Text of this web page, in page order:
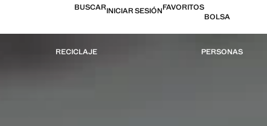
BUSCARINICIAR SESIÓNFAVORITOS
BOLSA
RECICLAJE PERSONAS